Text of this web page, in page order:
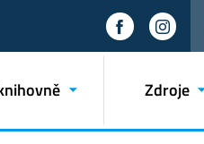
Zdroje